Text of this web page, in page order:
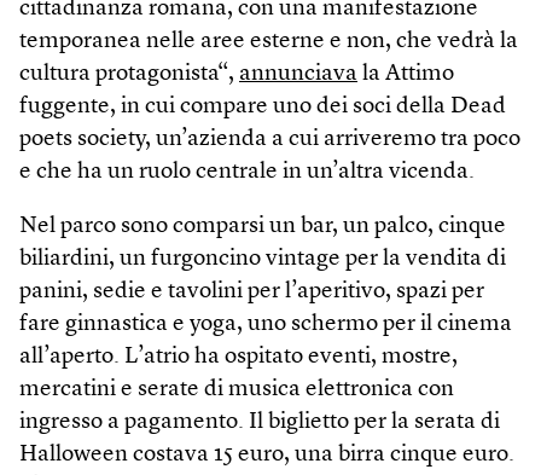
cittadinanza romana, con una manifestazione
temporanea nelle aree esterne e non, che vedrà la
cultura protagonista“, annunciava la Attimo
fuggente, in cui compare uno dei soci della Dead
poets society, un’azienda a cui arriveremo tra poco
e che ha un ruolo centrale in un’altra vicenda.
Nel parco sono comparsi un bar, un palco, cinque
biliardini, un furgoncino vintage per la vendita di
panini, sedie e tavolini per l’aperitivo, spazi per
fare ginnastica e yoga, uno schermo per il cinema
all’aperto. L’atrio ha ospitato eventi, mostre,
mercatini e serate di musica elettronica con
ingresso a pagamento. Il biglietto per la serata di
Halloween costava 15 euro, una birra cinque euro.